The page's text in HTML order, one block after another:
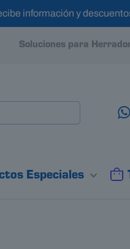
información y
Soluciones para
Especiales